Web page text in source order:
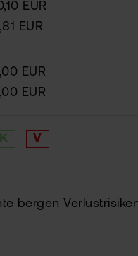
EUR
EUR
EUR
EUR
K V
bergen